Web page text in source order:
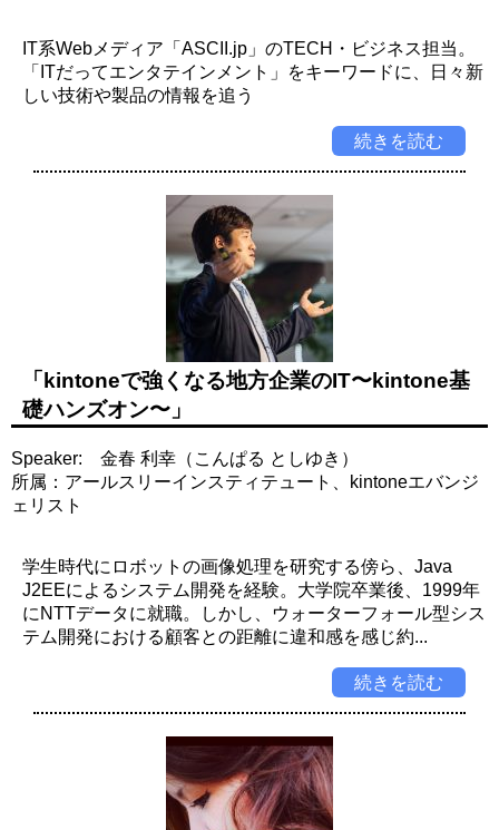
IT系Webメディア「ASCII.jp」のTECH・ビジネス担当。
「ITだってエンタテインメント」をキーワードに、日々新
しい技術や製品の情報を追う
続きを読む
「kintoneで強くなる地方企業のIT〜kintone基
礎ハンズオン〜」
Speaker: 金春 利幸（こんぱる としゆき）
所属：アールスリーインスティテュート、kintoneエバンジ
ェリスト
学生時代にロボットの画像処理を研究する傍ら、Java
J2EEによるシステム開発を経験。大学院卒業後、1999年
にNTTデータに就職。しかし、ウォーターフォール型シス
テム開発における顧客との距離に違和感を感じ約...
続きを読む